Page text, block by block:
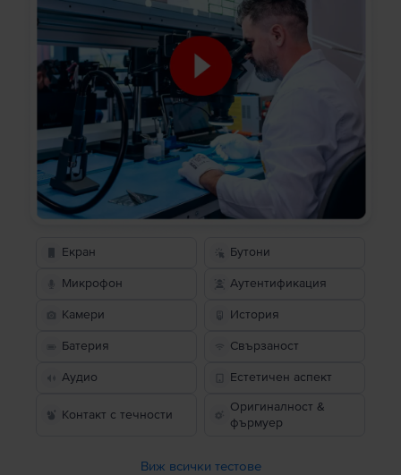
Екран Бутони
Микрофон Аутентификация
Камери История
Батерия Свързаност
Аудио Естетичен аспект
Контакт с течности
Оригиналност &
фърмуер
Виж всички тестове